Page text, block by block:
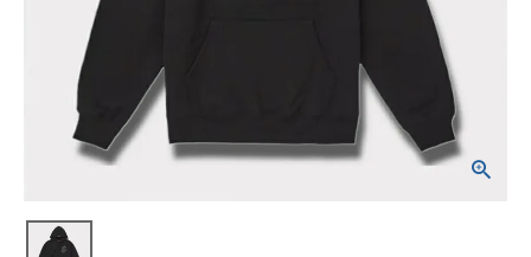
Supreme シュプ
リーム 2025SS
Sweatshirt Sロ
ゴフードパーカー
ブラック 黒
(税込)
NEW ITEMS
CATEGORY
Tシャツ・ロングスリーブ